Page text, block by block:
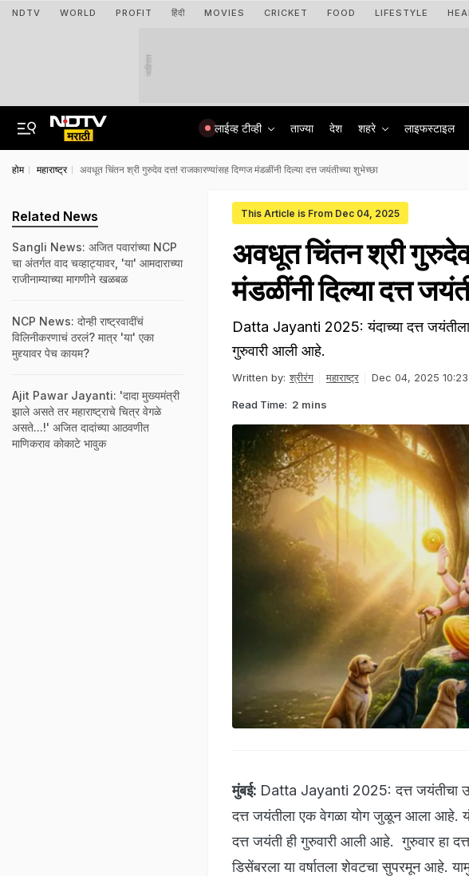
NDTV WORLD PROFIT हिंदी MOVIES CRICKET FOOD LIFESTYLE
जाहिरात
लाईव्ह टीव्ही ताज्या देश शहरे लाइफस्टाइल
होम महाराष्ट्र अवधूत चिंतन श्री गुरुदेव दत्त! राजकारण्यांसह दिग्गज मंडळींनी दिल्या दत्त जयंतीच्या शुभेच्छा
This Article is From Dec 04, 2025
अवधूत चिंतन श्री गुरुदेव
मंडळींनी दिल्या दत्त
Datta Jayanti 2025: यंदाच्या दत्त
गुरुवारी आली आहे.
Written by: श्रीरंग महाराष्ट्र Dec 04, 2025 10:23
Read Time: 2 mins
मुंबई: Datta Jayanti 2025: दत्त जयंतीचा
दत्त जयंतीला एक वेगळा योग जुळून आला आहे.
दत्त जयंती ही गुरुवारी आली आहे. गुरुवार हा
डिसेंबरला या वर्षातला शेवटचा सुपरमून आहे.
Related News
Sangli News: अजित पवारांच्या NCP
चा अंतर्गत वाद चव्हाट्यावर, 'या' आमदाराच्या
राजीनाम्याच्या मागणीने खळबळ
NCP News: दोन्ही राष्ट्रवादींचं
विलिनीकरणाचं ठरलं? मात्र 'या' एका
मुद्द्यावर पेच कायम?
Ajit Pawar Jayanti: 'दादा मुख्यमंत्री
झाले असते तर महाराष्ट्राचे चित्र वेगळे
असते...!' अजित दादांच्या आठवणीत
माणिकराव कोकाटे भावुक